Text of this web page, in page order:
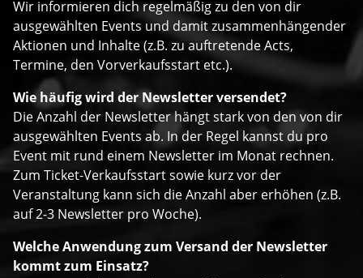
Wir informieren dich regelmäßig zu den von dir
ausgewählten Events und damit zusammenhängender
Aktionen und Inhalte (z.B. zu auftretende Acts,
Termine, den Vorverkaufsstart etc.).
Wie häufig wird der Newsletter versendet?
Die Anzahl der Newsletter hängt stark von den von dir
ausgewählten Events ab. In der Regel kannst du pro
Event mit rund einem Newsletter im Monat rechnen.
Zum Ticket-Verkaufsstart sowie kurz vor der
Veranstaltung kann sich die Anzahl aber erhöhen (z.B.
auf 2-3 Newsletter pro Woche).
Welche Anwendung zum Versand der Newsletter
kommt zum Einsatz?